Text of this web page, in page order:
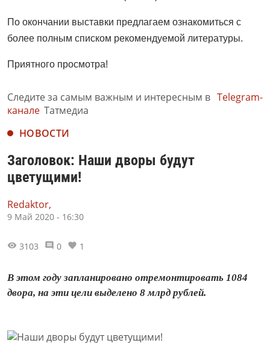
По окончании выставки предлагаем ознакомиться с
более полным списком рекомендуемой литературы.
Приятного просмотра!
Следите за самым важным и интересным в Telegram-
канале Татмедиа
НОВОСТИ
Заголовок: Наши дворы будут
цветущими!
Redaktor,
9 Май 2020 - 16:30
3103 0 1
В этом году запланировано отремонтировать 1084
двора, на эти цели выделено 8 млрд рублей.